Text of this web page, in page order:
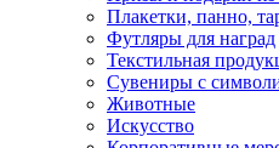
Плакетки, панно,
Футляры для наград
Текстильная
Сувениры с
Животные
Искусство